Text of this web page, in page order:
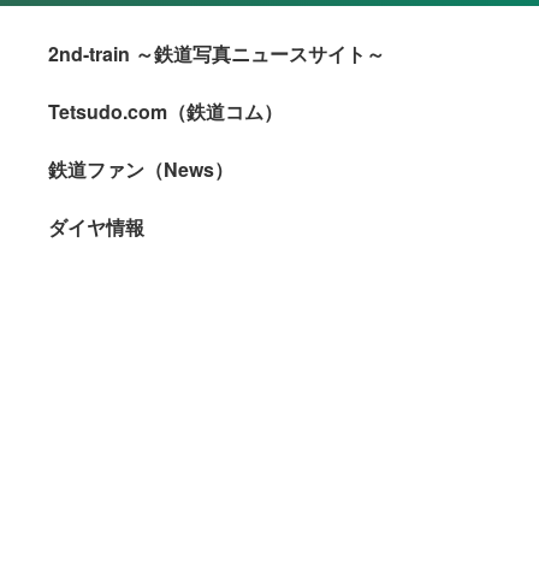
2nd-train ～鉄道写真ニュースサイト～
Tetsudo.com（鉄道コム）
鉄道ファン（News）
ダイヤ情報